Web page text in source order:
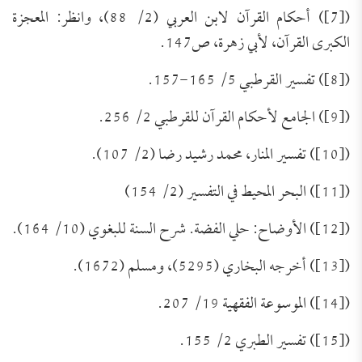
([7]) أحكام القرآن لابن العربي (2/ 88)، وانظر: المعجزة
الكبرى القرآن، لأبي زهرة، ص147.
([8]) تفسير القرطبي 5/ 165-157.
([9]) الجامع لأحكام القرآن للقرطبي 2/ 256.
([10]) تفسير المنار، محمد رشيد رضا (2/ 107).
([11]) البحر المحيط في التفسير (2/ 154)
([12]) الأوضاح: حلي الفضة. شرح السنة للبغوي (10/ 164).
([13]) أخرجه البخاري (5295)، ومسلم (1672).
([14]) الموسوعة الفقهية 19/ 207.
([15]) تفسير الطبري 2/ 155.